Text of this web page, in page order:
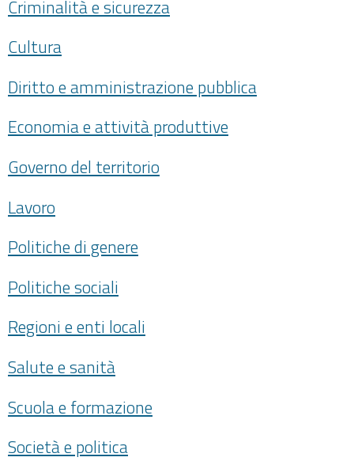
Criminalità e sicurezza
Cultura
Diritto e amministrazione pubblica
Economia e attività produttive
Governo del territorio
Lavoro
Politiche di genere
Politiche sociali
Regioni e enti locali
Salute e sanità
Scuola e formazione
Società e politica